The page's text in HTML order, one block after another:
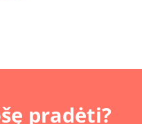
pradėti?